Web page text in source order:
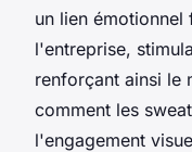
un lien
l'entreprise,
renforçant ainsi le
comment les
l'engagement